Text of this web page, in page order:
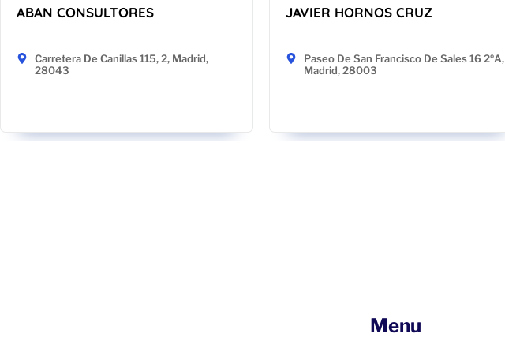
ABAN CONSULTORES
Carretera De Canillas 115, 2, Madrid,
28043
JAVIER HORNOS CRUZ
Paseo De San Francisco De Sales 16 2ºA,
Madrid, 28003
Menu